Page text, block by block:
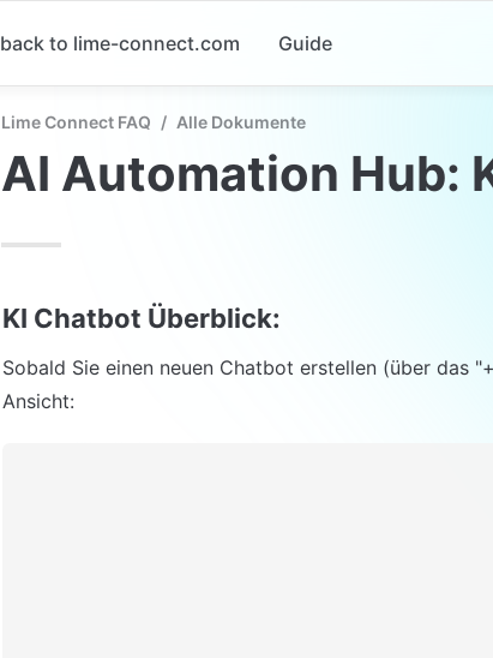
back to lime-connect.com Guide
Lime Connect FAQ / Alle Dokumente
AI Automation Hub:
KI Chatbot Überblick:
Sobald Sie einen neuen Chatbot erstellen (über das
Ansicht: